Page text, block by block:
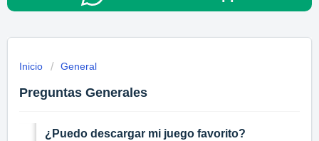
Inicio General
Preguntas Generales
¿Puedo descargar mi juego favorito?